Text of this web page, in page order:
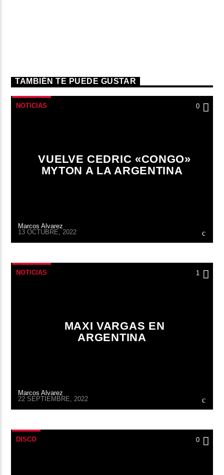
TAMBIÉN TE PUEDE GUSTAR
NOTICIAS 0
VUELVE CEDRIC «CONGO»
MYTON A LA ARGENTINA
Marcos Alvarez
13 OCTUBRE, 2022
NOTICIAS 1
MAXI VARGAS EN
ARGENTINA
Marcos Alvarez
22 SEPTIEMBRE, 2022
DISCO 0